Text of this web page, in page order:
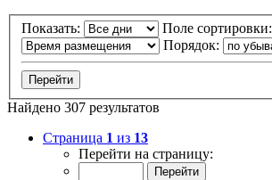
Показать:
Поле сортировки:
Порядок:
Найдено 307 результатов
Страница 1 из 13
Перейти на страницу: